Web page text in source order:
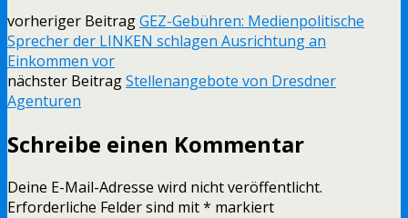
vorheriger BeitragGEZ-Gebühren: Medienpolitische
Sprecher der LINKEN schlagen Ausrichtung an
Einkommen vor
nächster BeitragStellenangebote von Dresdner
Agenturen
Schreibe einen Kommentar
Deine E-Mail-Adresse wird nicht veröffentlicht.
Erforderliche Felder sind mit* markiert